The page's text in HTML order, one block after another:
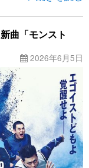
曲「モンスト
2026年6月5日